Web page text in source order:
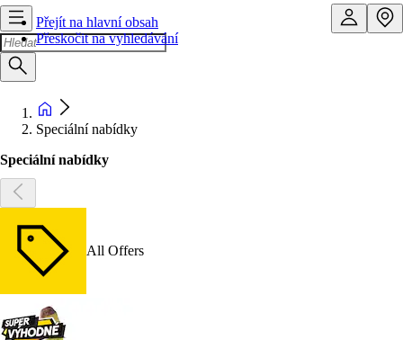
Přejít na hlavní obsah
Přeskočit na vyhledávání
Speciální nabídky
Speciální nabídky
All Offers